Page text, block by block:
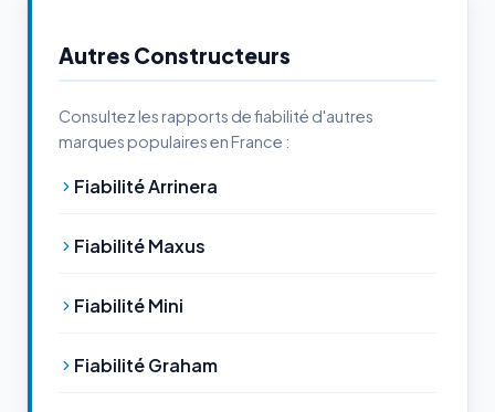
Autres Constructeurs
Consultez les rapports de fiabilité d'autres
marques populaires en France :
Fiabilité Arrinera
Fiabilité Maxus
Fiabilité Mini
Fiabilité Graham